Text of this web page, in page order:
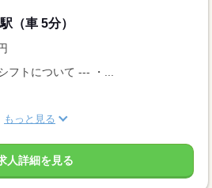
（車 5分）
フトについて --- ・...
もっと見る
人詳細を見る